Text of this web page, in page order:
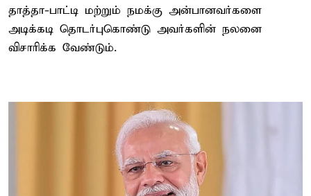
தாத்தா-பாட்டி மற்றும் நமக்கு அன்பானவர்களை
அடிக்கடி தொடர்புகொண்டு அவர்களின் நலனை
விசாரிக்க வேண்டும்.